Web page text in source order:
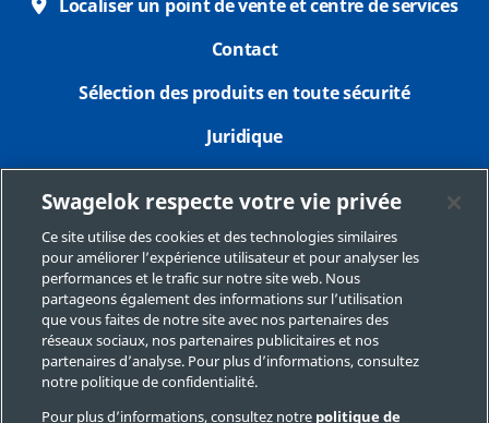
Localiser un point de vente et centre de services
Contact
Sélection des produits en toute sécurité
Juridique
Imprimer
Plan du site
Préférences de cookies
Ne pas vendre ou communiquer mes données
personnelles
Swagelok respecte votre vie privée
Ce site utilise des cookies et des technologies similaires
pour améliorer l’expérience utilisateur et pour analyser les
performances et le trafic sur notre site web. Nous
partageons également des informations sur l’utilisation
que vous faites de notre site avec nos partenaires des
réseaux sociaux, nos partenaires publicitaires et nos
partenaires d’analyse. Pour plus d’informations, consultez
notre politique de confidentialité.
Pour plus d’informations, consultez notre politique de